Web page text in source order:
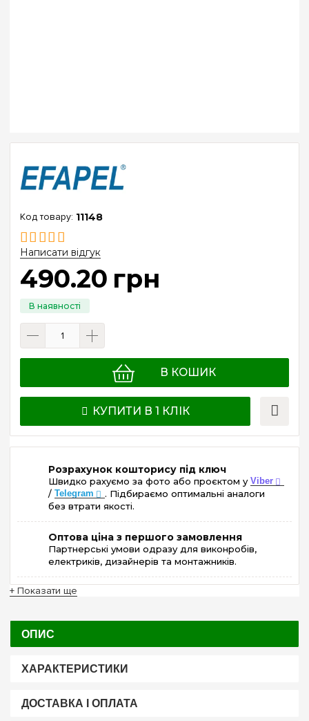
11148
Написати відгук
490.20 грн
В КОШИК
КУПИТИ В 1 КЛІК
Розрахунок кошторису під ключ
Швидко рахуємо за фото або проєктом у Viber
/ Telegram
. Підбираємо оптимальні аналоги
без втрати якості.
Оптова ціна з першого замовлення
Партнерські умови одразу для виконробів,
електриків, дизайнерів та монтажників.
+ Показати ще
ОПИС
ХАРАКТЕРИСТИКИ
ДОСТАВКА І ОПЛАТА